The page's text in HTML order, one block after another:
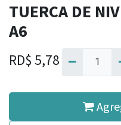
TUERCA DE
A6
RD$ 5,78